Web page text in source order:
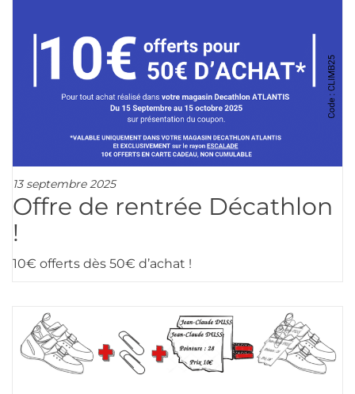
13 septembre 2025
Offre de rentrée Décathlon
!
10€ offerts dès 50€ d’achat !